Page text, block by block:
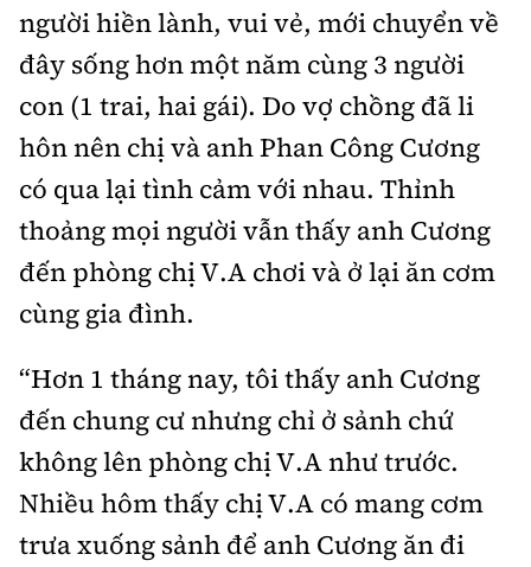
Ẩm thực
Camera giao thông
Câu chuyện giao thông
Giải trí - Thể thao
Cơ quan chủ quản: Bộ Xây dựng
Giấy phép số: 03/GP-BVHTTDL, cấp ngày 1/4/2025.
Tòa soạn: Số 2 Nguyễn Công Hoan, phường Giảng Võ,
Hà Nội.
Tổng biên tập:Nguyễn Thị Hồng Nga
Phó Tổng biên tập: Nguyễn Sơn Tùng,
Nguyễn Đức Thắng, La Đức Hùng
Hotline:
0901 514 799
Quảng cáo và Phát hành:
0915 057 282
bandoc@baoxaydung.vn
Cấm sao chép dưới mọi hình thức nếu không có sự
chấp thuận bằng văn bản.
người hiền lành, vui vẻ, mới chuyển về
đây sống hơn một năm cùng 3 người
con (1 trai, hai gái). Do vợ chồng đã li
hôn nên chị và anh Phan Công Cương
có qua lại tình cảm với nhau. Thỉnh
thoảng mọi người vẫn thấy anh Cương
đến phòng chị V.A chơi và ở lại ăn cơm
cùng gia đình.
“Hơn 1 tháng nay, tôi thấy anh Cương
đến chung cư nhưng chỉ ở sảnh chứ
không lên phòng chị V.A như trước.
Nhiều hôm thấy chị V.A có mang cơm
trưa xuống sảnh để anh Cương ăn đi